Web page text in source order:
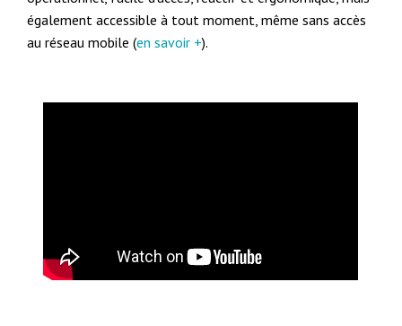
également accessible à tout moment, même sans accès
au réseau mobile (en savoir +).